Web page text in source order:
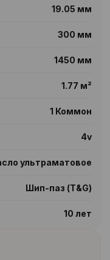
19.05 мм
300 мм
1450 мм
1.77 м²
1 Коммон
4v
ультраматовое
Шип-паз (T&G)
10 лет